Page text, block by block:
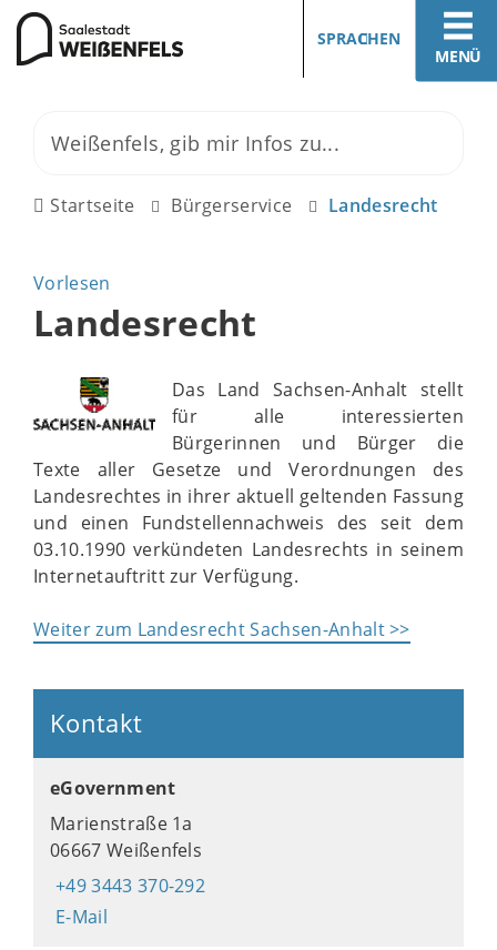
MENÜ
SPRACHEN
Startseite Bürgerservice Landesrecht
Vorlesen
Landesrecht
Das Land Sachsen-Anhalt stellt
für alle interessierten
Bürgerinnen und Bürger die
Texte aller Gesetze und Verordnungen des
Landesrechtes in ihrer aktuell geltenden Fassung
und einen Fundstellennachweis des seit dem
03.10.1990 verkündeten Landesrechts in seinem
Internetauftritt zur Verfügung.
Weiter zum Landesrecht Sachsen-Anhalt >>
Kontakt
eGovernment
Marienstraße 1a
06667 Weißenfels
+49 3443 370-292
E-Mail